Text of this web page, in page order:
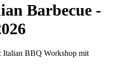
Barbecue -
Italian BBQ Workshop mit